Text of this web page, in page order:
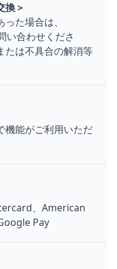
換＞
た場合は、
い合わせくださ
たは不具合の解消等
機能がご利用いただ
、American
Pay